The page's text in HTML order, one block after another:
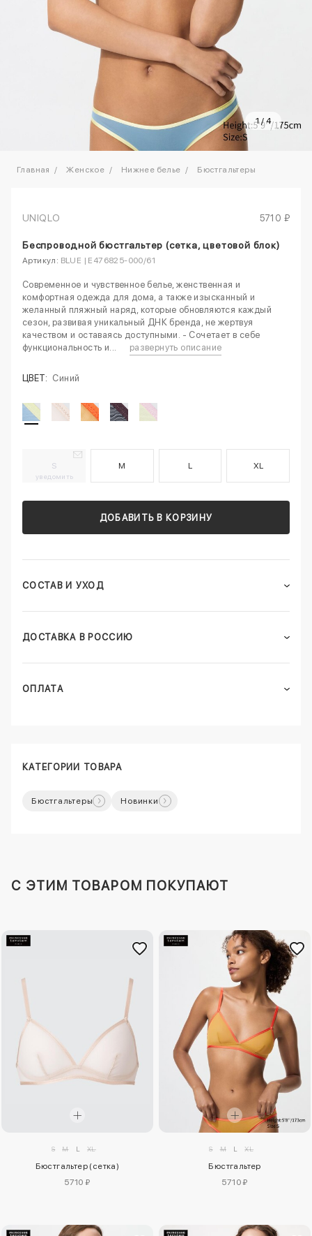
1/4
Главная Женское Нижнее белье Бюстгальтеры
UNIQLO 5710 ₽
Беспроводной бюстгальтер (сетка, цветовой блок)
Артикул: BLUE | E476825-000/61
Современное и чувственное белье, женственная и
комфортная одежда для дома, а также изысканный и
желанный пляжный наряд, которые обновляются каждый
сезон, развивая уникальный ДНК бренда, не жертвуя
качеством и оставаясь доступными. - Сочетает в себе
функциональность и...
развернуть описание
ЦВЕТ: Синий
S
уведомить
M L XL
ДОБАВИТЬ В КОРЗИНУ
СОСТАВ И УХОД
ДОСТАВКА В РОССИЮ
ОПЛАТА
КАТЕГОРИИ ТОВАРА
Бюстгальтеры Новинки
C ЭТИМ ТОВАРОМ ПОКУПАЮТ
S M L XL
Бюстгальтер (сетка)
5710 ₽
S M L XL
Бюстгальтер
5710 ₽